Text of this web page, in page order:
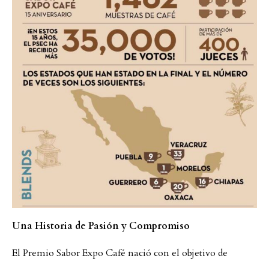
Una Historia de Pasión y Compromiso
El Premio Sabor Expo Café nació con el objetivo de